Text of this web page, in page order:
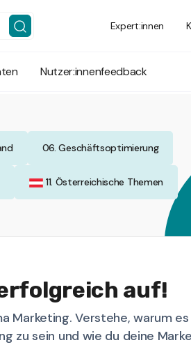
Expert:innen
Nutzer:innenfeedback
06. Geschäftsoptimierung
11. Österreichische Themen
auf!
Marketing. Verstehe, warum es
zu sein und wie du deine